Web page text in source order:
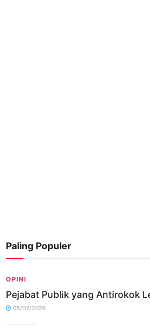
Paling Populer
OPINI
Pejabat Publik yang Antirokok
05/02/2026